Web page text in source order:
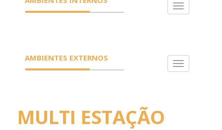
Toggle
AMBIENTES EXTERNOS
Toggle
MULTI ESTAÇÃO